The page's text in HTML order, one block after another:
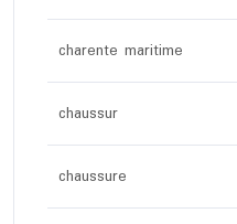
charente maritime
chaussur
chaussure